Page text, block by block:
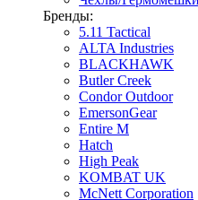
Бренды:
5.11 Tactical
ALTA Industries
BLACKHAWK
Butler Creek
Condor Outdoor
EmersonGear
Entire M
Hatch
High Peak
KOMBAT UK
McNett Corporation